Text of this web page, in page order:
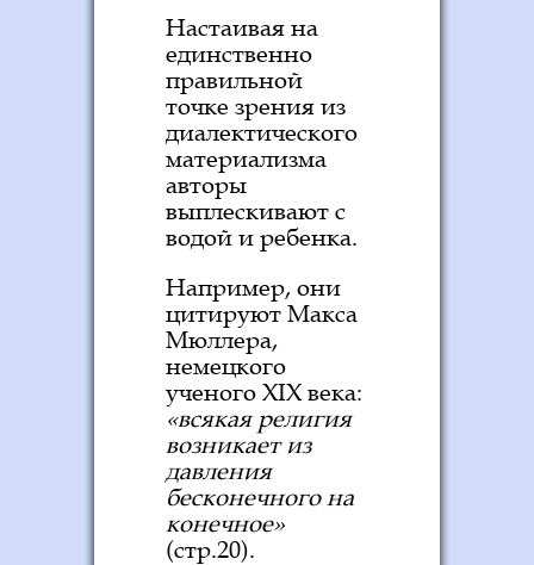
Настаивая на
единственно
правильной
точке зрения из
диалектического
материализма
авторы
выплескивают с
водой и ребенка.
Например, они
цитируют Макса
Мюллера,
немецкого
ученого XIX века:
«всякая религия
возникает из
давления
бесконечного на
конечное»
(стр.20).